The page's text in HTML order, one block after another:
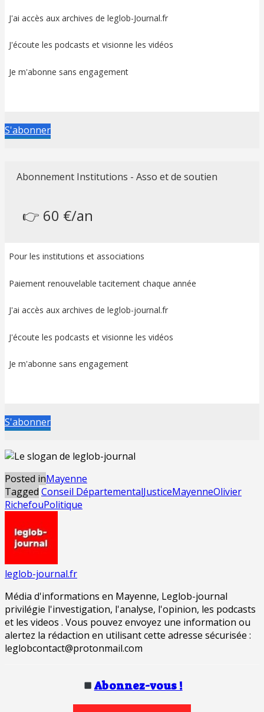
J'ai accès aux archives de leglob-Journal.fr
J'écoute les podcasts et visionne les vidéos
Je m'abonne sans engagement
S'abonner
Abonnement Institutions - Asso et de soutien
👉 60 €/an
Pour les institutions et associations
Paiement renouvelable tacitement chaque année
J'ai accès aux archives de leglob-journal.fr
J'écoute les podcasts et visionne les vidéos
Je m'abonne sans engagement
S'abonner
Posted inMayenne
Tagged Conseil DépartementalJusticeMayenneOlivier
RichefouPolitique
leglob-journal.fr
Média d'informations en Mayenne, Leglob-journal
privilégie l'investigation, l'analyse, l'opinion, les podcasts
et les videos . Vous pouvez envoyez une information ou
alertez la rédaction en utilisant cette adresse sécurisée :
leglobcontact@protonmail.com
Abonnez-vous !